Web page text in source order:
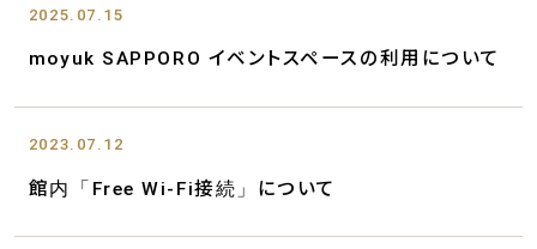
2025.07.15
moyuk SAPPORO イベントスペースの利用について
2023.07.12
館内「Free Wi-Fi接続」について